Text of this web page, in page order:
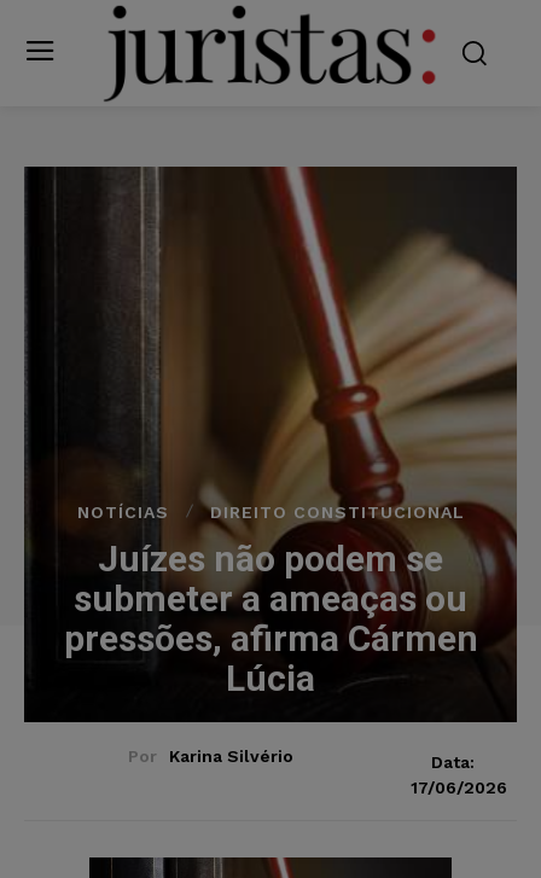
NOTÍCIAS DIREITO CONSTITUCIONAL
Juízes não podem se
submeter a ameaças ou
pressões, afirma Cármen
Lúcia
Por Karina Silvério
Data:
17/06/2026